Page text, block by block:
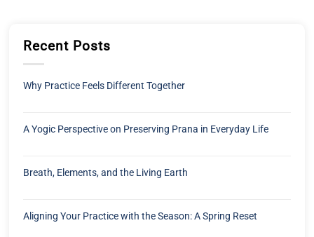
Recent Posts
Why Practice Feels Different Together
A Yogic Perspective on Preserving Prana in Everyday Life
Breath, Elements, and the Living Earth
Aligning Your Practice with the Season: A Spring Reset